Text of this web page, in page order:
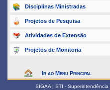
Disciplinas Ministradas
Projetos de Pesquisa
Atividades de Extensão
Projetos de Monitoria
Ir ao Menu Principal
SIGAA | STI -